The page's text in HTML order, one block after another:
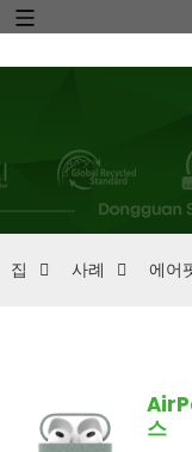
집 사례 에어
스